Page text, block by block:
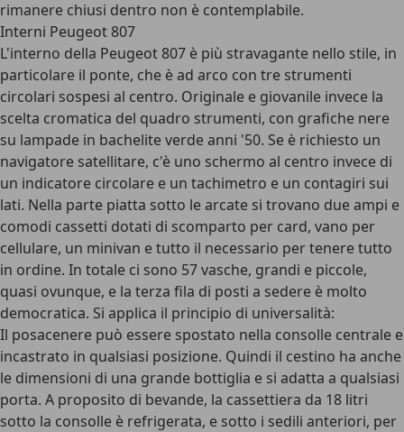
rimanere chiusi dentro non è contemplabile.
Interni Peugeot 807
L'interno della Peugeot 807 è più stravagante nello stile, in
particolare il ponte, che è ad arco con tre strumenti
circolari sospesi al centro. Originale e giovanile invece la
scelta cromatica del quadro strumenti, con grafiche nere
su lampade in bachelite verde anni '50. Se è richiesto un
navigatore satellitare, c'è uno schermo al centro invece di
un indicatore circolare e un tachimetro e un contagiri sui
lati. Nella parte piatta sotto le arcate si trovano due ampi e
comodi cassetti dotati di scomparto per card, vano per
cellulare, un minivan e tutto il necessario per tenere tutto
in ordine. In totale ci sono 57 vasche, grandi e piccole,
quasi ovunque, e la terza fila di posti a sedere è molto
democratica. Si applica il principio di universalità:
Il posacenere può essere spostato nella consolle centrale e
incastrato in qualsiasi posizione. Quindi il cestino ha anche
le dimensioni di una grande bottiglia e si adatta a qualsiasi
porta. A proposito di bevande, la cassettiera da 18 litri
sotto la consolle è refrigerata, e sotto i sedili anteriori, per